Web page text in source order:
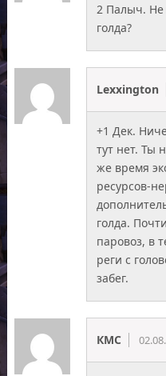
2 Палыч. Не
голда?
Lexxington
+1 Дек.
тут нет. Ты
же время
ресурсов-
голда.
паровоз, в
реги с
забег.
КМС